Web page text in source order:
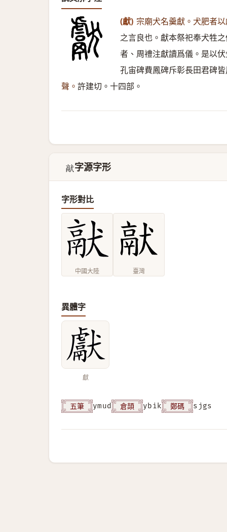
(獻) 宗廟犬名羹獻。犬肥者
之言良也。獻本祭祀奉犬牲
者、周禮注獻讀爲儀。是以
孔宙碑費鳳碑斥彰長田君碑
聲。 許建切。十四部。
𤡎 字源字形
字形對比
中國大陸 臺灣
異體字
獻
五筆 ymud 倉頡 ybik 鄭碼 sjgs